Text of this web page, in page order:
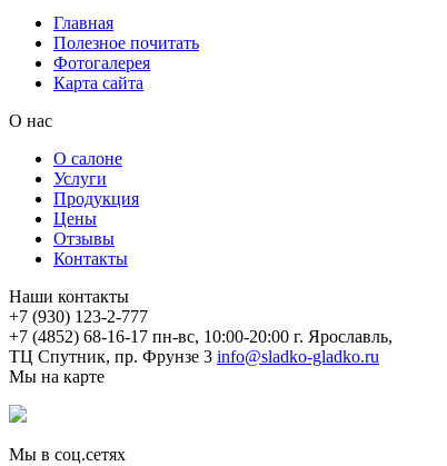
Главная
Полезное почитать
Фотогалерея
Карта сайта
О нас
О салоне
Услуги
Продукция
Цены
Отзывы
Контакты
Наши контакты
+7 (930) 123-2-777
+7 (4852) 68-16-17 пн-вс, 10:00-20:00 г. Ярославль,
ТЦ Спутник, пр. Фрунзе 3 info@sladko-gladko.ru
Мы на карте
Мы в соц.сетях